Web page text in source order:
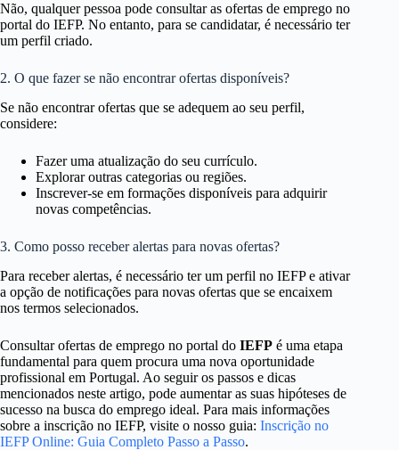
Não, qualquer pessoa pode consultar as ofertas de emprego no
portal do IEFP. No entanto, para se candidatar, é necessário ter
um perfil criado.
2. O que fazer se não encontrar ofertas disponíveis?
Se não encontrar ofertas que se adequem ao seu perfil,
considere:
Fazer uma atualização do seu currículo.
Explorar outras categorias ou regiões.
Inscrever-se em formações disponíveis para adquirir
novas competências.
3. Como posso receber alertas para novas ofertas?
Para receber alertas, é necessário ter um perfil no IEFP e ativar
a opção de notificações para novas ofertas que se encaixem
nos termos selecionados.
Consultar ofertas de emprego no portal do IEFP é uma etapa
fundamental para quem procura uma nova oportunidade
profissional em Portugal. Ao seguir os passos e dicas
mencionados neste artigo, pode aumentar as suas hipóteses de
sucesso na busca do emprego ideal. Para mais informações
sobre a inscrição no IEFP, visite o nosso guia: Inscrição no
IEFP Online: Guia Completo Passo a Passo.